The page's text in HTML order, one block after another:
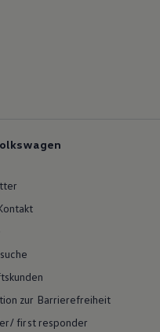
zur Barrierefreiheit
first responder